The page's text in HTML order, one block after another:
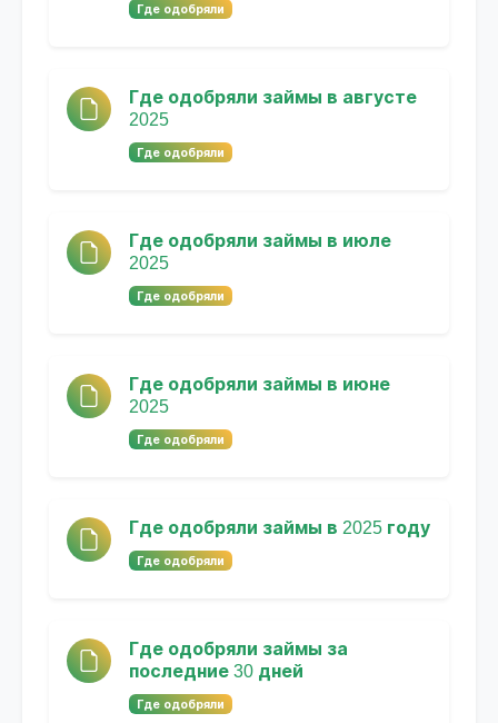
Где одобряли
Где одобряли займы в августе
2025
Где одобряли
Где одобряли займы в июле
2025
Где одобряли
Где одобряли займы в июне
2025
Где одобряли
Где одобряли займы в 2025 году
Где одобряли
Где одобряли займы за
последние 30 дней
Где одобряли